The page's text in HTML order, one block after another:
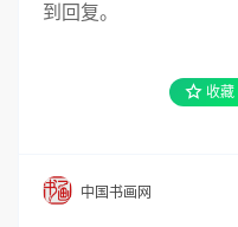
到回复。
收藏
中国书画网